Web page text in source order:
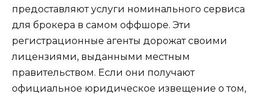
предоставляют услуги номинального сервиса
для брокера в самом оффшоре. Эти
регистрационные агенты дорожат своими
лицензиями, выданными местным
правительством. Если они получают
официальное юридическое извещение о том,